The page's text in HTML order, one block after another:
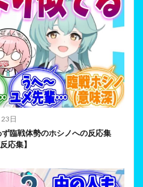
日
臨戦体勢のホシノへの反応集
応集】